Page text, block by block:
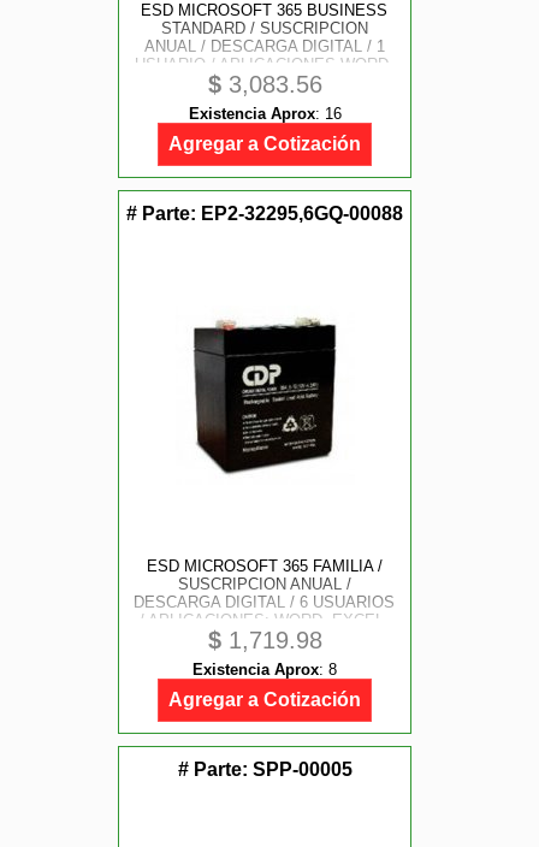
ESD MICROSOFT 365 BUSINESS
STANDARD / SUSCRIPCION
ANUAL / DESCARGA DIGITAL / 1
USUARIO / APLICACIONES WORD,
EXCEL, POWER POINT,
OUTLOOK, ONE NOTE,
ONEDRIVE, TEAMS, EXCHANGE,
SHAREPOINT
$3,083.56
Existencia Aprox: 16
Agregar a Cotización
# Parte: EP2-32295,6GQ-00088
ESD MICROSOFT 365 FAMILIA /
SUSCRIPCION ANUAL /
DESCARGA DIGITAL / 6 USUARIOS
/ APLICACIONES: WORD, EXCEL,
POWER POINT, OUTLOOK, ONE
NOTE, ONEDRIVE 1TB,
CLIPCHAMP / CON IA COPILOT
$1,719.98
Existencia Aprox: 8
Agregar a Cotización
# Parte: SPP-00005